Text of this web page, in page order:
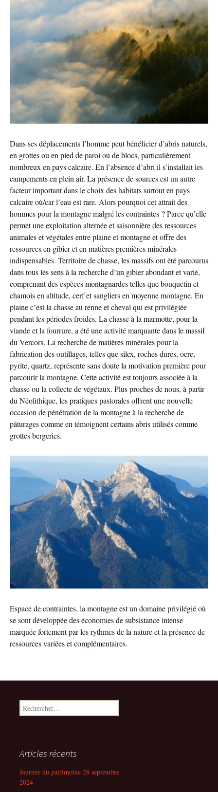
Dans ses déplacements l’homme peut bénéficier d’abris naturels,
en grottes ou en pied de paroi ou de blocs, particulièrement
nombreux en pays calcaire. En l’absence d’abri il s’installait les
campements en plein air. La présence de sources est un autre
facteur important dans le choix des habitats surtout en pays
calcaire où/car l’eau est rare. Alors pourquoi cet attrait des
hommes pour la montagne malgré les contraintes ? Parce qu’elle
permet une exploitation alternée et saisonnière des ressources
animales et végétales entre plaine et montagne et offre des
ressources en gibier et en matières premières minérales
indispensables. Territoire de chasse, les massifs ont été parcourus
dans tous les sens à la recherche d’un gibier abondant et varié,
comprenant des espèces montagnardes telles que bouquetin et
chamois en altitude, cerf et sangliers en moyenne montagne. En
plaine c’est la chasse au renne et cheval qui est privilégiée
pendant les périodes froides. La chasse à la marmotte, pour la
viande et la fourrure, a été une activité marquante dans le massif
du Vercors. La recherche de matières minérales pour la
fabrication des outillages, telles que silex, roches dures, ocre,
pyrite, quartz, représente sans doute la motivation première pour
parcourir la montagne. Cette activité est toujours associée à la
chasse ou la collecte de végétaux. Plus proches de nous, à partir
du Néolithique, les pratiques pastorales offrent une nouvelle
occasion de pénétration de la montagne à la recherche de
pâturages comme en témoignent certains abris utilisés comme
grottes bergeries.
Espace de contraintes, la montagne est un domaine privilégié où
se sont développée des économies de subsistance intense
marquée fortement par les rythmes de la nature et la présence de
ressources variées et complémentaires.
Rechercher :
Articles récents
Journée du patrimoine 28 septembre
2024